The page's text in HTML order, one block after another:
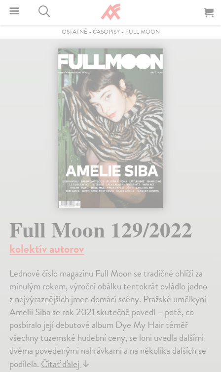
OSTATNÉ- ČASOPISY- FULL MOON
Full Moon 129/2022
kolektív autorov
Lednové číslo magazínu Full Moon se tradičně ohlíží za
minulým rokem, výroční obálku tentokrát ovládlo jedno
z nejvýraznějších jmen domácí scény. Pražské umělkyni
Amelii Siba se rok 2021 skutečně povedl – poté, co
posbíralo její debutové album Dye My Hair téměř
všechny tuzemské hudební ceny, se loni uvedla dalšími
dvěma povedenými nahrávkami a na několika dalších se
podílela.Čítať ďalej↓